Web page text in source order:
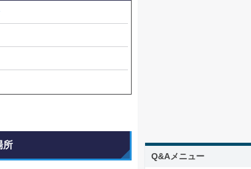
所
Q&Aメニュー